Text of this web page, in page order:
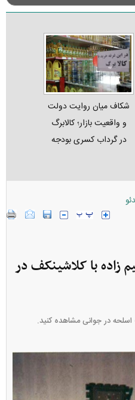
شکاف میان روایت دولت
و واقعیت بازار؛ کالابرگ
در گرداب کسری بودجه
با کلاشینکف در
در جوانی مشاهده کنید.